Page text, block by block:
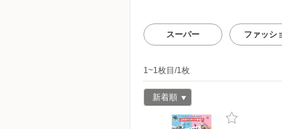
スーパー ファッシ
1~1枚目/1枚
新着順